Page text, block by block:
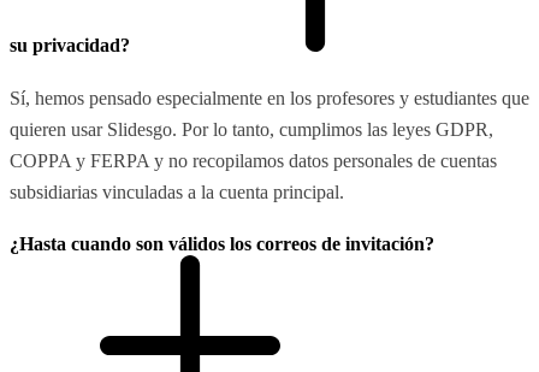
su privacidad?
Sí, hemos pensado especialmente en los profesores y estudiantes que
quieren usar Slidesgo. Por lo tanto, cumplimos las leyes GDPR,
COPPA y FERPA y no recopilamos datos personales de cuentas
subsidiarias vinculadas a la cuenta principal.
¿Hasta cuando son válidos los correos de invitación?